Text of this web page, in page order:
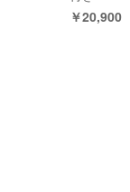
￥20,900